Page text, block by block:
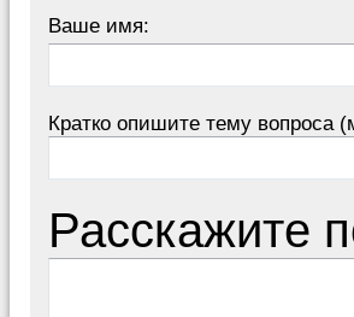
Ваше имя:
Кратко опишите тему вопроса
Расскажите